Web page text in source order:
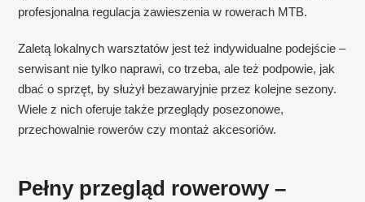
profesjonalna regulacja zawieszenia w rowerach MTB.
Zaletą lokalnych warsztatów jest też indywidualne podejście –
serwisant nie tylko naprawi, co trzeba, ale też podpowie, jak
dbać o sprzęt, by służył bezawaryjnie przez kolejne sezony.
Wiele z nich oferuje także przeglądy posezonowe,
przechowalnie rowerów czy montaż akcesoriów.
Pełny przegląd rowerowy –